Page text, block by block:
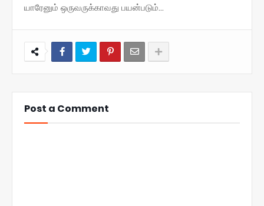
யாரேனும் ஒருவருக்காவது பயன்படும்...
Post a Comment